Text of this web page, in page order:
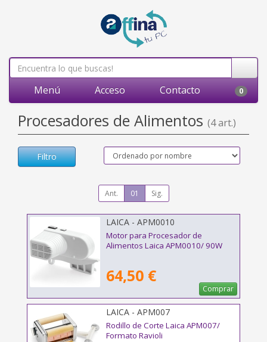
Menú Acceso Contacto 0
Procesadores de Alimentos (4 art.)
Filtro
Ant. 01 Sig.
LAICA - APM0010
Motor para Procesador de
Alimentos Laica APM0010/ 90W
64,50 €
Comprar
LAICA - APM007
Rodillo de Corte Laica APM007/
Formato Ravioli